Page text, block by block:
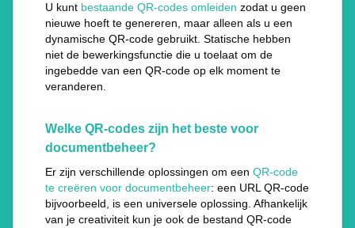
U kunt bestaande QR-codes omleiden zodat u geen
nieuwe hoeft te genereren, maar alleen als u een
dynamische QR-code gebruikt. Statische hebben
niet de bewerkingsfunctie die u toelaat om de
ingebedde van een QR-code op elk moment te
veranderen.
Welke QR-codes zijn het beste voor
documentbeheer?
Er zijn verschillende oplossingen om een QR-code
te creëren voor documentbeheer: een URL QR-code
bijvoorbeeld, is een universele oplossing. Afhankelijk
van je creativiteit kun je ook de bestand QR-code